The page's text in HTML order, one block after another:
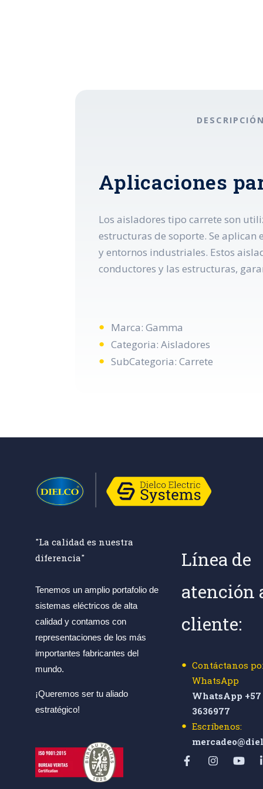
DESCRIPCIÓN
Aplicaciones
Los aisladores tipo carrete son
estructuras de soporte. Se
y entornos industriales. Estos
conductores y las estructuras,
Marca: Gamma
Categoria: Aisladores
SubCategoria: Carrete
"La calidad es nuestra
diferencia"
Tenemos un amplio portafolio de
sistemas eléctricos de alta
calidad y contamos con
representaciones de los más
importantes fabricantes del
mundo.
¡Queremos ser tu aliado
estratégico!
Línea de
atención
cliente:
Contáctanos
WhatsApp
WhatsApp +57
3636977
Escríbenos: